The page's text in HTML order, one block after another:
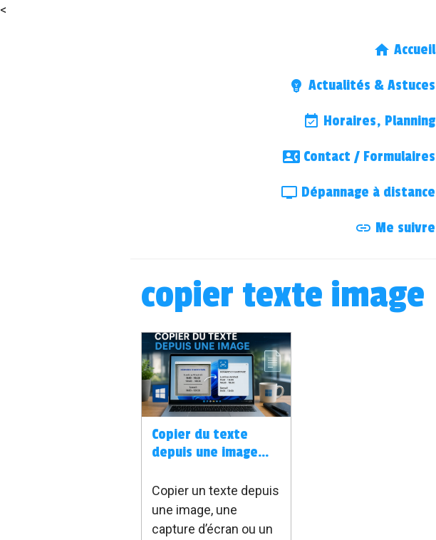
<
Accueil
Actualités & Astuces
Horaires, Planning
Contact / Formulaires
Dépannage à distance
Me suivre
copier texte image
Copier du texte
depuis une image
Copier un texte depuis
une image, une
capture d’écran ou un